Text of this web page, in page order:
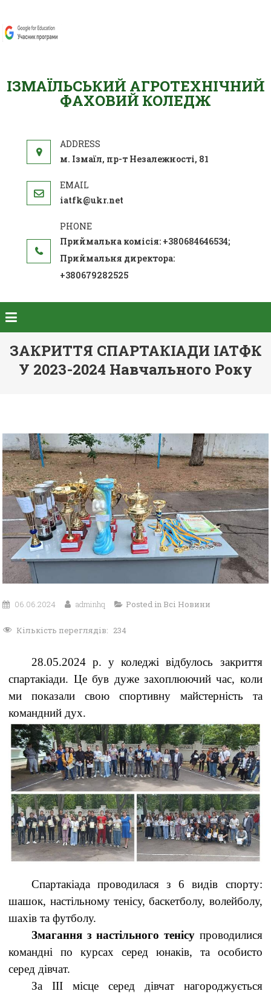
ІЗМАЇЛЬСЬКИЙ АГРОТЕХНІЧНИЙ
ФАХОВИЙ КОЛЕДЖ
м. Ізмаїл, пр-т Незалежності, 81
iatfk@ukr.net
Приймальна комісія: +380684646534;
Приймальня директора:
+380679282525
ЗАКРИТТЯ СПАРТАКІАДИ ІАТФК
У 2023-2024 Навчального Року
06.06.2024 adminhq Posted in Всі Новини
Кількість переглядів: 234
28.05.2024 р. у коледжі відбулось закриття
спартакіади. Це був дуже захоплюючий час, коли
ми показали свою спортивну майстерність та
командний дух.
Спартакіада проводилася з 6 видів спорту:
шашок, настільному тенісу, баскетболу, волейболу,
шахів та футболу.
Змагання з настільного тенісупроводилися
командні по курсах серед юнаків, та особисто
серед дівчат.
За ІІІ місце серед дівчат нагороджується